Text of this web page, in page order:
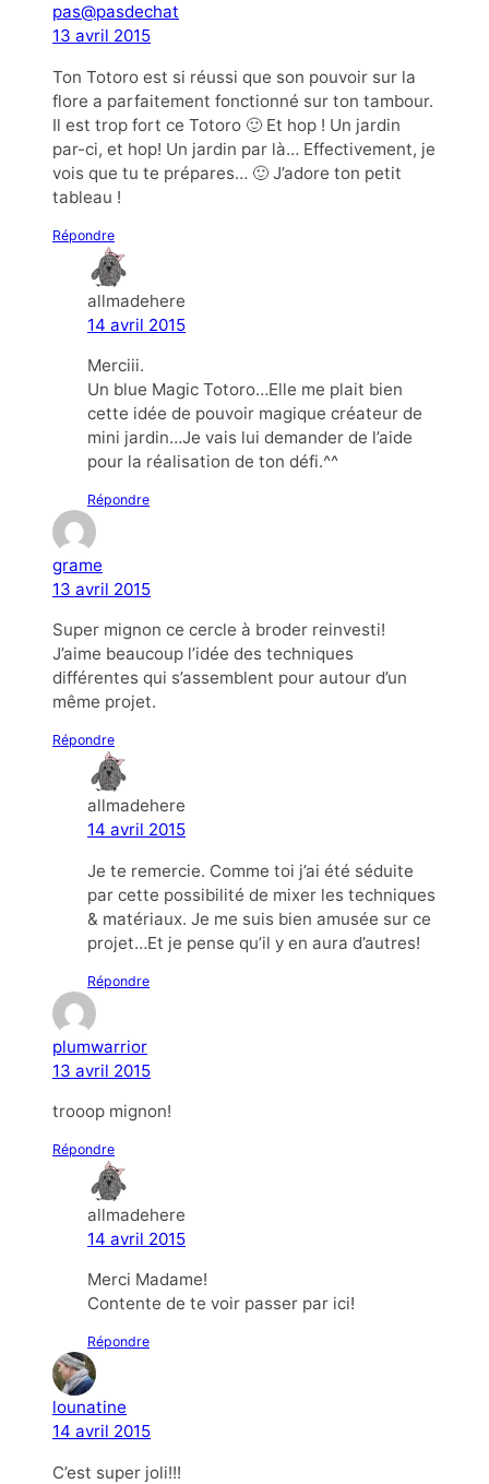
pas@pasdechat
13 avril 2015
Ton Totoro est si réussi que son pouvoir sur la
flore a parfaitement fonctionné sur ton tambour.
Il est trop fort ce Totoro 🙂 Et hop ! Un jardin
par-ci, et hop! Un jardin par là… Effectivement, je
vois que tu te prépares… 🙂 J’adore ton petit
tableau !
Répondre
allmadehere
14 avril 2015
Merciii.
Un blue Magic Totoro…Elle me plait bien
cette idée de pouvoir magique créateur de
mini jardin…Je vais lui demander de l’aide
pour la réalisation de ton défi.^^
Répondre
grame
13 avril 2015
Super mignon ce cercle à broder reinvesti!
J’aime beaucoup l’idée des techniques
différentes qui s’assemblent pour autour d’un
même projet.
Répondre
allmadehere
14 avril 2015
Je te remercie. Comme toi j’ai été séduite
par cette possibilité de mixer les techniques
& matériaux. Je me suis bien amusée sur ce
projet…Et je pense qu’il y en aura d’autres!
Répondre
plumwarrior
13 avril 2015
trooop mignon!
Répondre
allmadehere
14 avril 2015
Merci Madame!
Contente de te voir passer par ici!
Répondre
lounatine
14 avril 2015
C’est super joli!!!